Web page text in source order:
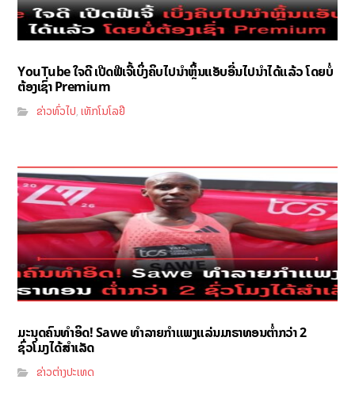
YouTube ໃຈດີ ເປີດຟີເຈີ້ເບິ່ງຄິບໄປນຳຫຼິ້ນແອັບອື່ນໄປນຳໄດ້ແລ້ວ ໂດຍບໍ່
ຕ້ອງເຊົ່າ Premium
ຂ່າວທົ່ວໄປ,ເທັກໂນໂລຢີ
ມະນຸດຄົນທຳອິດ! Sawe ທຳລາຍກຳແພງແລ່ນມາຣາທອນຕ່ຳກວ່າ 2
ຊົ່ວໂມງໄດ້ສຳເລັດ
ຂ່າວຕ່າງປະເທດ